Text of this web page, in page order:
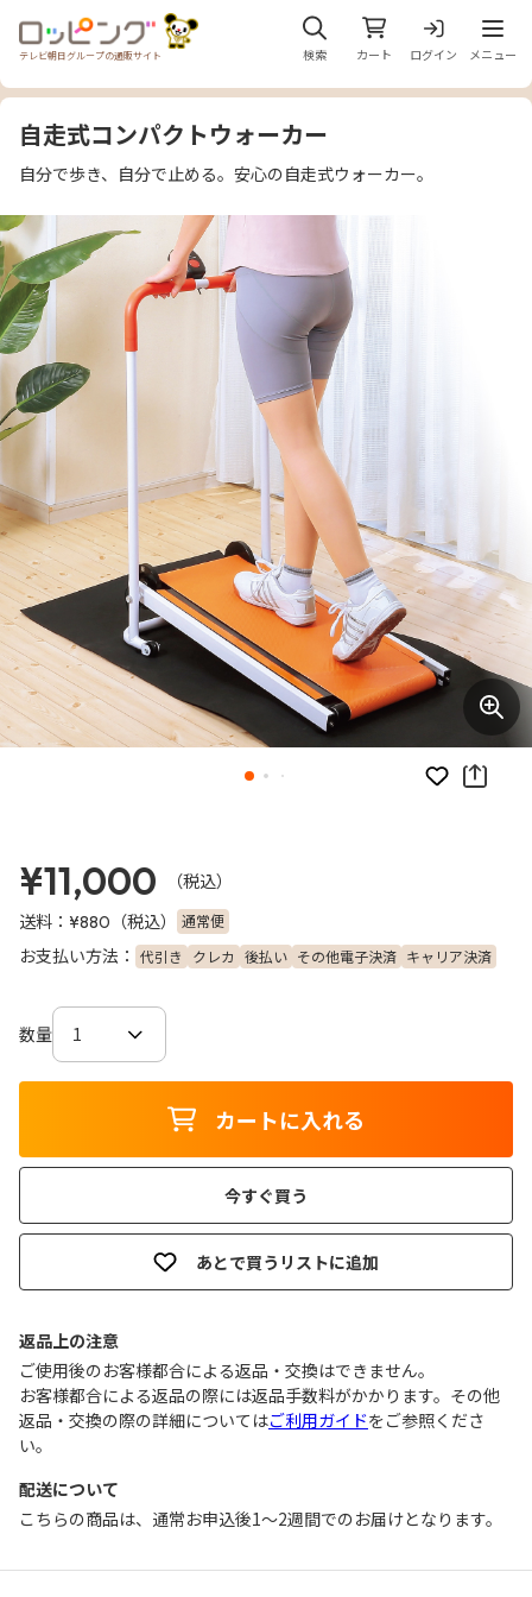
テレビ朝日グループの通販サイト 検索 カート ログイン
メニ
メニュー
お気に入り
自走式コンパクトウォーカー
自分で歩き、自分で止める。安心の自走式ウォーカー。
¥11,000
（税込）
送料： ¥880 （税込） 通常便
お支払い方法： 代引き クレカ 後払い その他電子決済 キャリア決済
数量
カートに入れる
今すぐ買う
あとで買うリストに追加
返品上の注意
ご使用後のお客様都合による返品・交換はできません｡
お客様都合による返品の際には返品手数料がかかります。その他
返品・交換の際の詳細についてはご利用ガイドをご参照くださ
い。
配送について
こちらの商品は、通常お申込後1～2週間でのお届けとなります。